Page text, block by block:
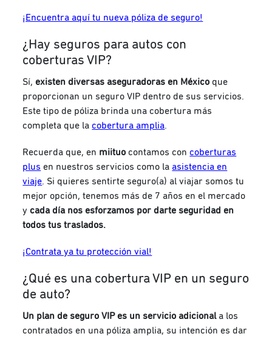
¡Encuentra aquí tu nueva póliza de seguro!
¿Hay seguros para autos con
coberturas VIP?
Sí,existen diversas aseguradoras en México que
proporcionan un seguro VIP dentro de sus servicios.
Este tipo de póliza brinda una cobertura más
completa que lacobertura amplia.
Recuerda que, en miituo contamos concoberturas
plus en nuestros servicios como la asistencia en
viaje. Si quieres sentirte seguro(a) al viajar somos tu
mejor opción, tenemos más de 7 años en el mercado
ycada día nos esforzamos por darte seguridad en
todos tus traslados.
¡Contrata ya tu protección vial!
¿Qué es una cobertura VIP en un seguro
de auto?
Un plan de seguro VIP es un servicio adicionala los
contratados en una póliza amplia, su intención es dar